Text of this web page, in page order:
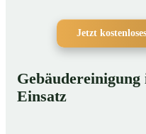
Jetzt
Einsatz